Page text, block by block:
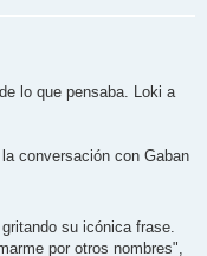
lo que pensaba. Loki a
conversación con Gaban
su icónica frase.
por otros nombres",